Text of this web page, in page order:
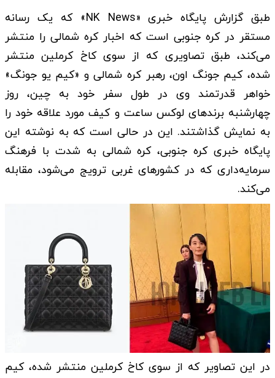
طبق گزارش پایگاه خبری «NK News» که یک رسانه
مستقر در کره جنوبی است که اخبار کره شمالی را منتشر
می‌کند، طبق تصاویری که از سوی کاخ کرملین منتشر
شده، کیم جونگ اون، رهبر کره شمالی و «کیم یو جونگ»
خواهر قدرتمند وی در طول سفر خود به چین، روز
چهارشنبه برند‌های لوکس ساعت و کیف مورد علاقه خود را
به نمایش گذاشتند. این در حالی است که به نوشته این
پایگاه خبری کره جنوبی، کره شمالی به شدت با فرهنگ
سرمایه‌داری که در کشور‌های غربی ترویج می‌شود، مقابله
می‌کند.
در این تصاویر که از سوی کاخ کرملین منتشر شده، کیم